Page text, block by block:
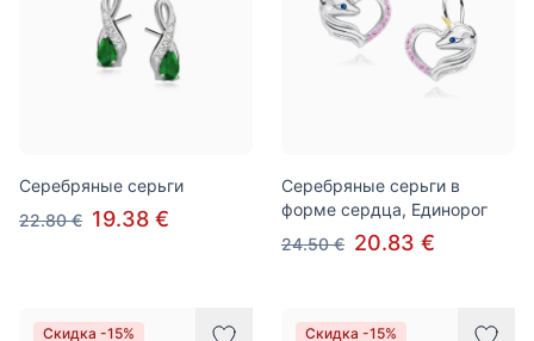
Серебряные серьги
22.80 € 19.38 €
Серебряные серьги в
форме сердца, Единорог
24.50 € 20.83 €
Скидка -15% Скидка -15%